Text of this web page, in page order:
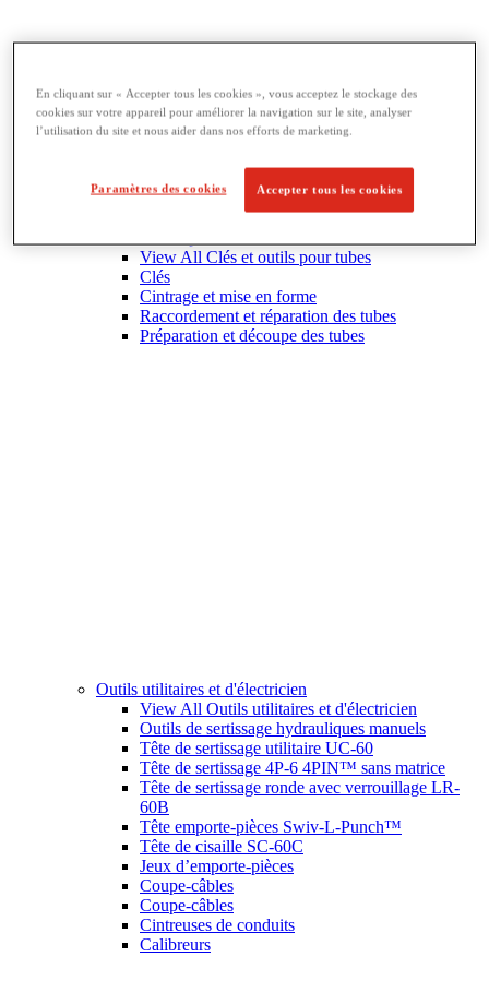
View All Clés et outils pour tubes
Clés
Cintrage et mise en forme
Raccordement et réparation des tubes
Préparation et découpe des tubes
Outils utilitaires et d'électricien
View All Outils utilitaires et d'électricien
Outils de sertissage hydrauliques manuels
Tête de sertissage utilitaire UC-60
Tête de sertissage 4P-6 4PIN™ sans matrice
Tête de sertissage ronde avec verrouillage LR-
60B
Tête emporte-pièces Swiv-L-Punch™
Tête de cisaille SC-60C
Jeux d’emporte-pièces
Coupe-câbles
Coupe-câbles
Cintreuses de conduits
Calibreurs
En cliquant sur « Accepter tous les cookies », vous acceptez le stockage des
cookies sur votre appareil pour améliorer la navigation sur le site, analyser
l’utilisation du site et nous aider dans nos efforts de marketing.
Paramètres des cookies Accepter tous les cookies